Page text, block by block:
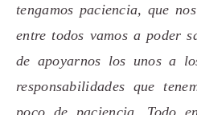
tengamos paciencia, que
entre todos vamos a poder
de apoyarnos los unos a
responsabilidades que
poco de paciencia. Todo